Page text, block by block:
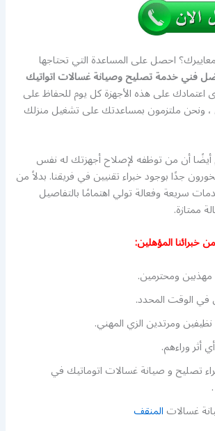
احصل على المساعدة التي تحتاجها
فني خدمة تصليح وصيانة غسالات اتواتيك
اعتمادك على هذه الأجهزة كل يوم للحفاظ على
ونحن ملتزمون بمساعدتك على تشغيل منزلك
أيضًا أن من توظفه لإصلاح أجهزتك له نفس
جدًا بوجود خبراء تقنيين في فريقنا. بدلاً من
سريعة وفعالة تولي اهتمامًا بالتفاصيل
ممتازة.
المؤهلين:
ومحترمين.
الوقت المحدد.
ومرتدين الزي المهني.
أثر وراءهم.
تصليح و صيانة غسالات اتوماتيك في
غسالاتالمنقف